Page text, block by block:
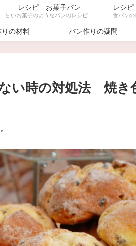
レシピ お菓子パン
甘いお菓子のようなパンのレシピです
レシ
食パン
りの材料 パン作りの疑問
い時の対処法 焼き